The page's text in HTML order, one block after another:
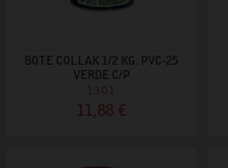
BOTE COLLAK 1/2 KG. PVC-25
VERDE C/P
1301
11,88 €